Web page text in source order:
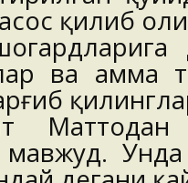
қилиб
ва ҳамма
Маттодан